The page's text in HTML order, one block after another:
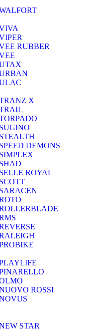
RUBBER
X
DEMONS
ROYAL
ROSSI
STAR